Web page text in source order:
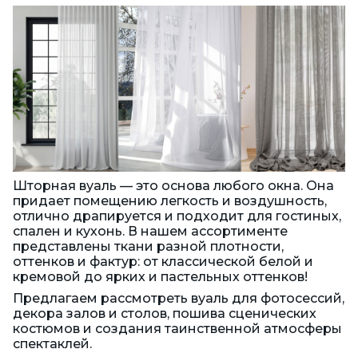
Шторная вуаль — это основа любого окна. Она
придает помещению легкость и воздушность,
отлично драпируется и подходит для гостиных,
спален и кухонь. В нашем ассортименте
представлены ткани разной плотности,
оттенков и фактур: от классической белой и
кремовой до ярких и пастельных оттенков!
Предлагаем рассмотреть вуаль для фотосессий,
декора залов и столов, пошива сценических
костюмов и создания таинственной атмосферы
спектаклей.